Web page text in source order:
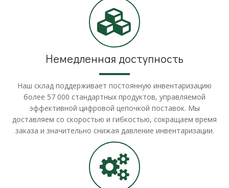
Немедленная доступность
Наш склад поддерживает постоянную инвентаризацию
более 57 000 стандартных продуктов, управляемой
эффективной цифровой цепочкой поставок. Мы
доставляем со скоростью и гибкостью, сокращаем время
заказа и значительно снижая давление инвентаризации.